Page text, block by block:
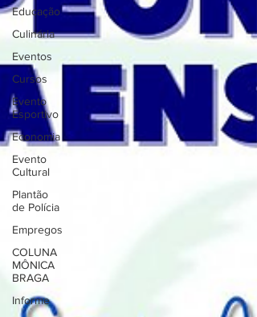
Educação
Culinária
Eventos
Cursos
Evento
Esportivo
Economia
Evento
Cultural
Plantão
de Polícia
Empregos
COLUNA
MÔNICA
BRAGA
Informe